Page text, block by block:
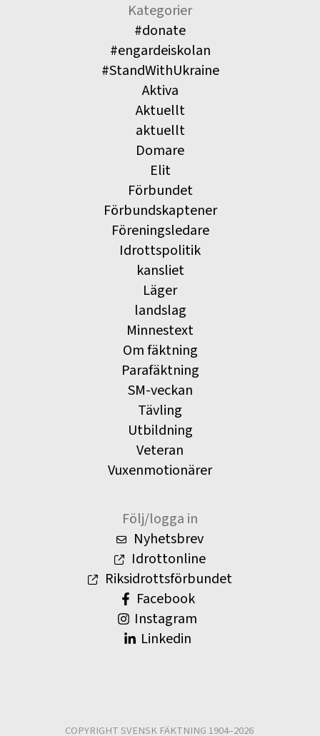
Kategorier
#donate
#engardeiskolan
#StandWithUkraine
Aktiva
Aktuellt
aktuellt
Domare
Elit
Förbundet
Förbundskaptener
Föreningsledare
Idrottspolitik
kansliet
Läger
landslag
Minnestext
Om fäktning
Parafäktning
SM-veckan
Tävling
Utbildning
Veteran
Vuxenmotionärer
Följ/logga in
Nyhetsbrev
Idrottonline
Riksidrottsförbundet
Facebook
Instagram
Linkedin
COPYRIGHT SVENSK FÄKTNING 1904–2026